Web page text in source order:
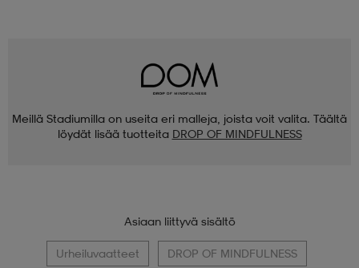
Meillä Stadiumilla on useita eri malleja, joista voit valita. Täältä
löydät lisää tuotteita DROP OF MINDFULNESS
Asiaan liittyvä sisältö
Urheiluvaatteet DROP OF MINDFULNESS